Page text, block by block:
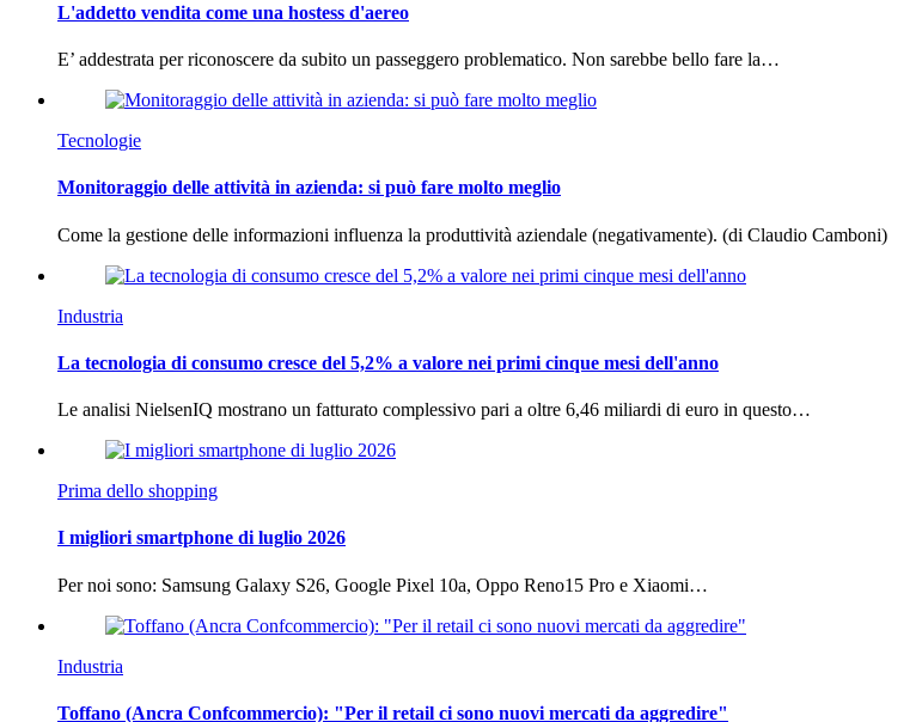
L'addetto vendita come una hostess d'aereo
E’ addestrata per riconoscere da subito un passeggero problematico. Non sarebbe bello fare la…
Tecnologie
Monitoraggio delle attività in azienda: si può fare molto meglio
Come la gestione delle informazioni influenza la produttività aziendale (negativamente). (di Claudio Camboni)
Industria
La tecnologia di consumo cresce del 5,2% a valore nei primi cinque mesi dell'anno
Le analisi NielsenIQ mostrano un fatturato complessivo pari a oltre 6,46 miliardi di euro in questo…
Prima dello shopping
I migliori smartphone di luglio 2026
Per noi sono: Samsung Galaxy S26, Google Pixel 10a, Oppo Reno15 Pro e Xiaomi…
Industria
Toffano (Ancra Confcommercio): "Per il retail ci sono nuovi mercati da aggredire"